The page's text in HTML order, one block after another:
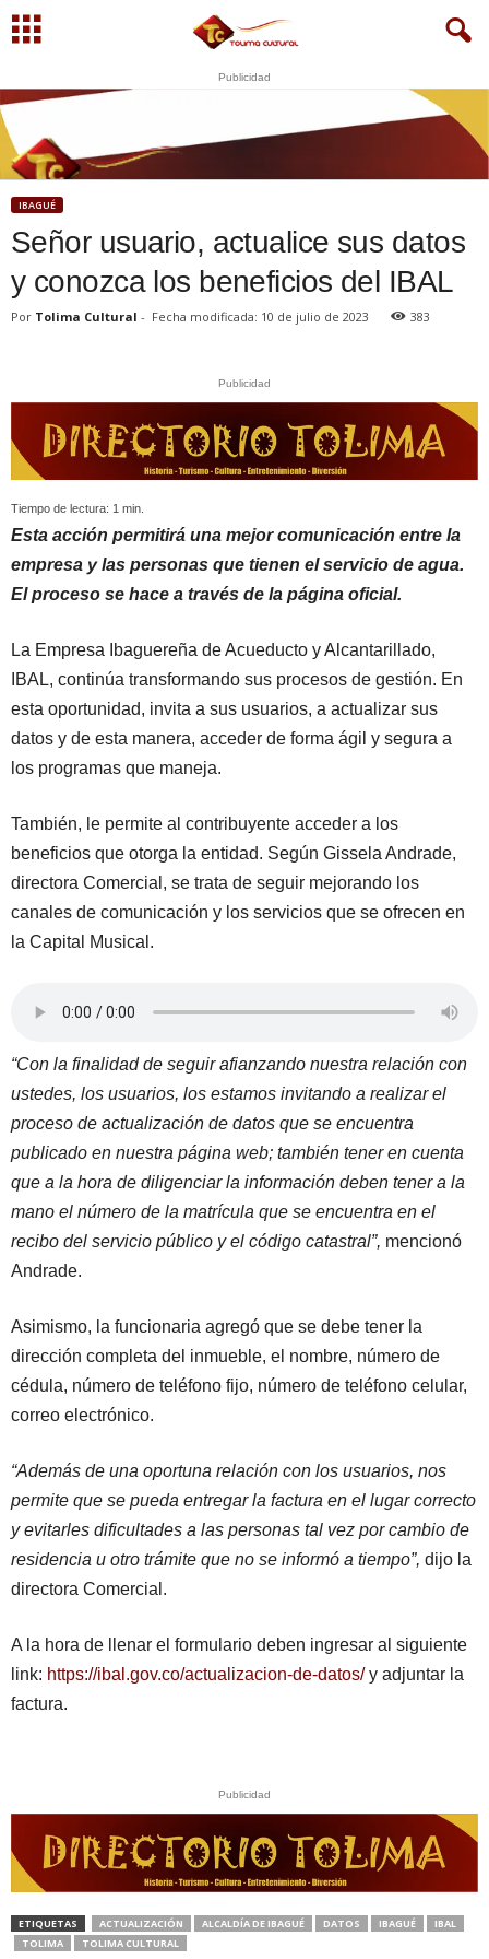
Publicidad
IBAGUÉ
Señor usuario, actualice sus datos
y conozca los beneficios del IBAL
Por Tolima Cultural - Fecha modificada: 10 de julio de 2023 383
Publicidad
Tiempo de lectura: 1 min.
Esta acción permitirá una mejor comunicación entre la
empresa y las personas que tienen el servicio de agua.
El proceso se hace a través de la página oficial.
La Empresa Ibaguereña de Acueducto y Alcantarillado,
IBAL, continúa transformando sus procesos de gestión. En
esta oportunidad, invita a sus usuarios, a actualizar sus
datos y de esta manera, acceder de forma ágil y segura a
los programas que maneja.
También, le permite al contribuyente acceder a los
beneficios que otorga la entidad. Según Gissela Andrade,
directora Comercial, se trata de seguir mejorando los
canales de comunicación y los servicios que se ofrecen en
la Capital Musical.
“Con la finalidad de seguir afianzando nuestra relación con
ustedes, los usuarios, los estamos invitando a realizar el
proceso de actualización de datos que se encuentra
publicado en nuestra página web; también tener en cuenta
que a la hora de diligenciar la información deben tener a la
mano el número de la matrícula que se encuentra en el
recibo del servicio público y el código catastral”, mencionó
Andrade.
Asimismo, la funcionaria agregó que se debe tener la
dirección completa del inmueble, el nombre, número de
cédula, número de teléfono fijo, número de teléfono celular,
correo electrónico.
“Además de una oportuna relación con los usuarios, nos
permite que se pueda entregar la factura en el lugar correcto
y evitarles dificultades a las personas tal vez por cambio de
residencia u otro trámite que no se informó a tiempo”, dijo la
directora Comercial.
A la hora de llenar el formulario deben ingresar al siguiente
link: https://ibal.gov.co/actualizacion-de-datos/y adjuntar la
factura.
Publicidad
ETIQUETAS ACTUALIZACIÓN ALCALDÍA DE IBAGUÉ DATOS IBAGUÉ
IBAL
TOLIMA
TOLIMA CULTURAL